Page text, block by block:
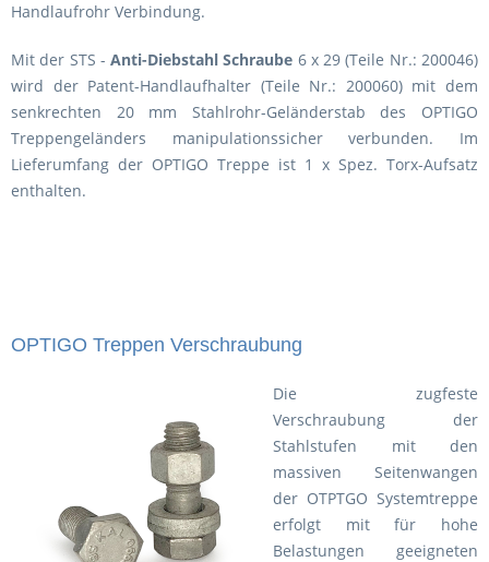
Handlaufrohr Verbindung.
Mit der STS -Anti-Diebstahl Schraube 6 x 29 (Teile Nr.: 200046)
wird der Patent-Handlaufhalter (Teile Nr.: 200060) mit dem
senkrechten 20 mm Stahlrohr-Geländerstab des OPTIGO
Treppengeländers manipulationssicher verbunden. Im
Lieferumfang der OPTIGO Treppe ist 1 x Spez. Torx-Aufsatz
enthalten.
OPTIGO Treppen Verschraubung
Die zugfeste
Verschraubung der
Stahlstufen mit den
massiven Seitenwangen
der OTPTGO Systemtreppe
erfolgt mit für hohe
Belastungen geeigneten